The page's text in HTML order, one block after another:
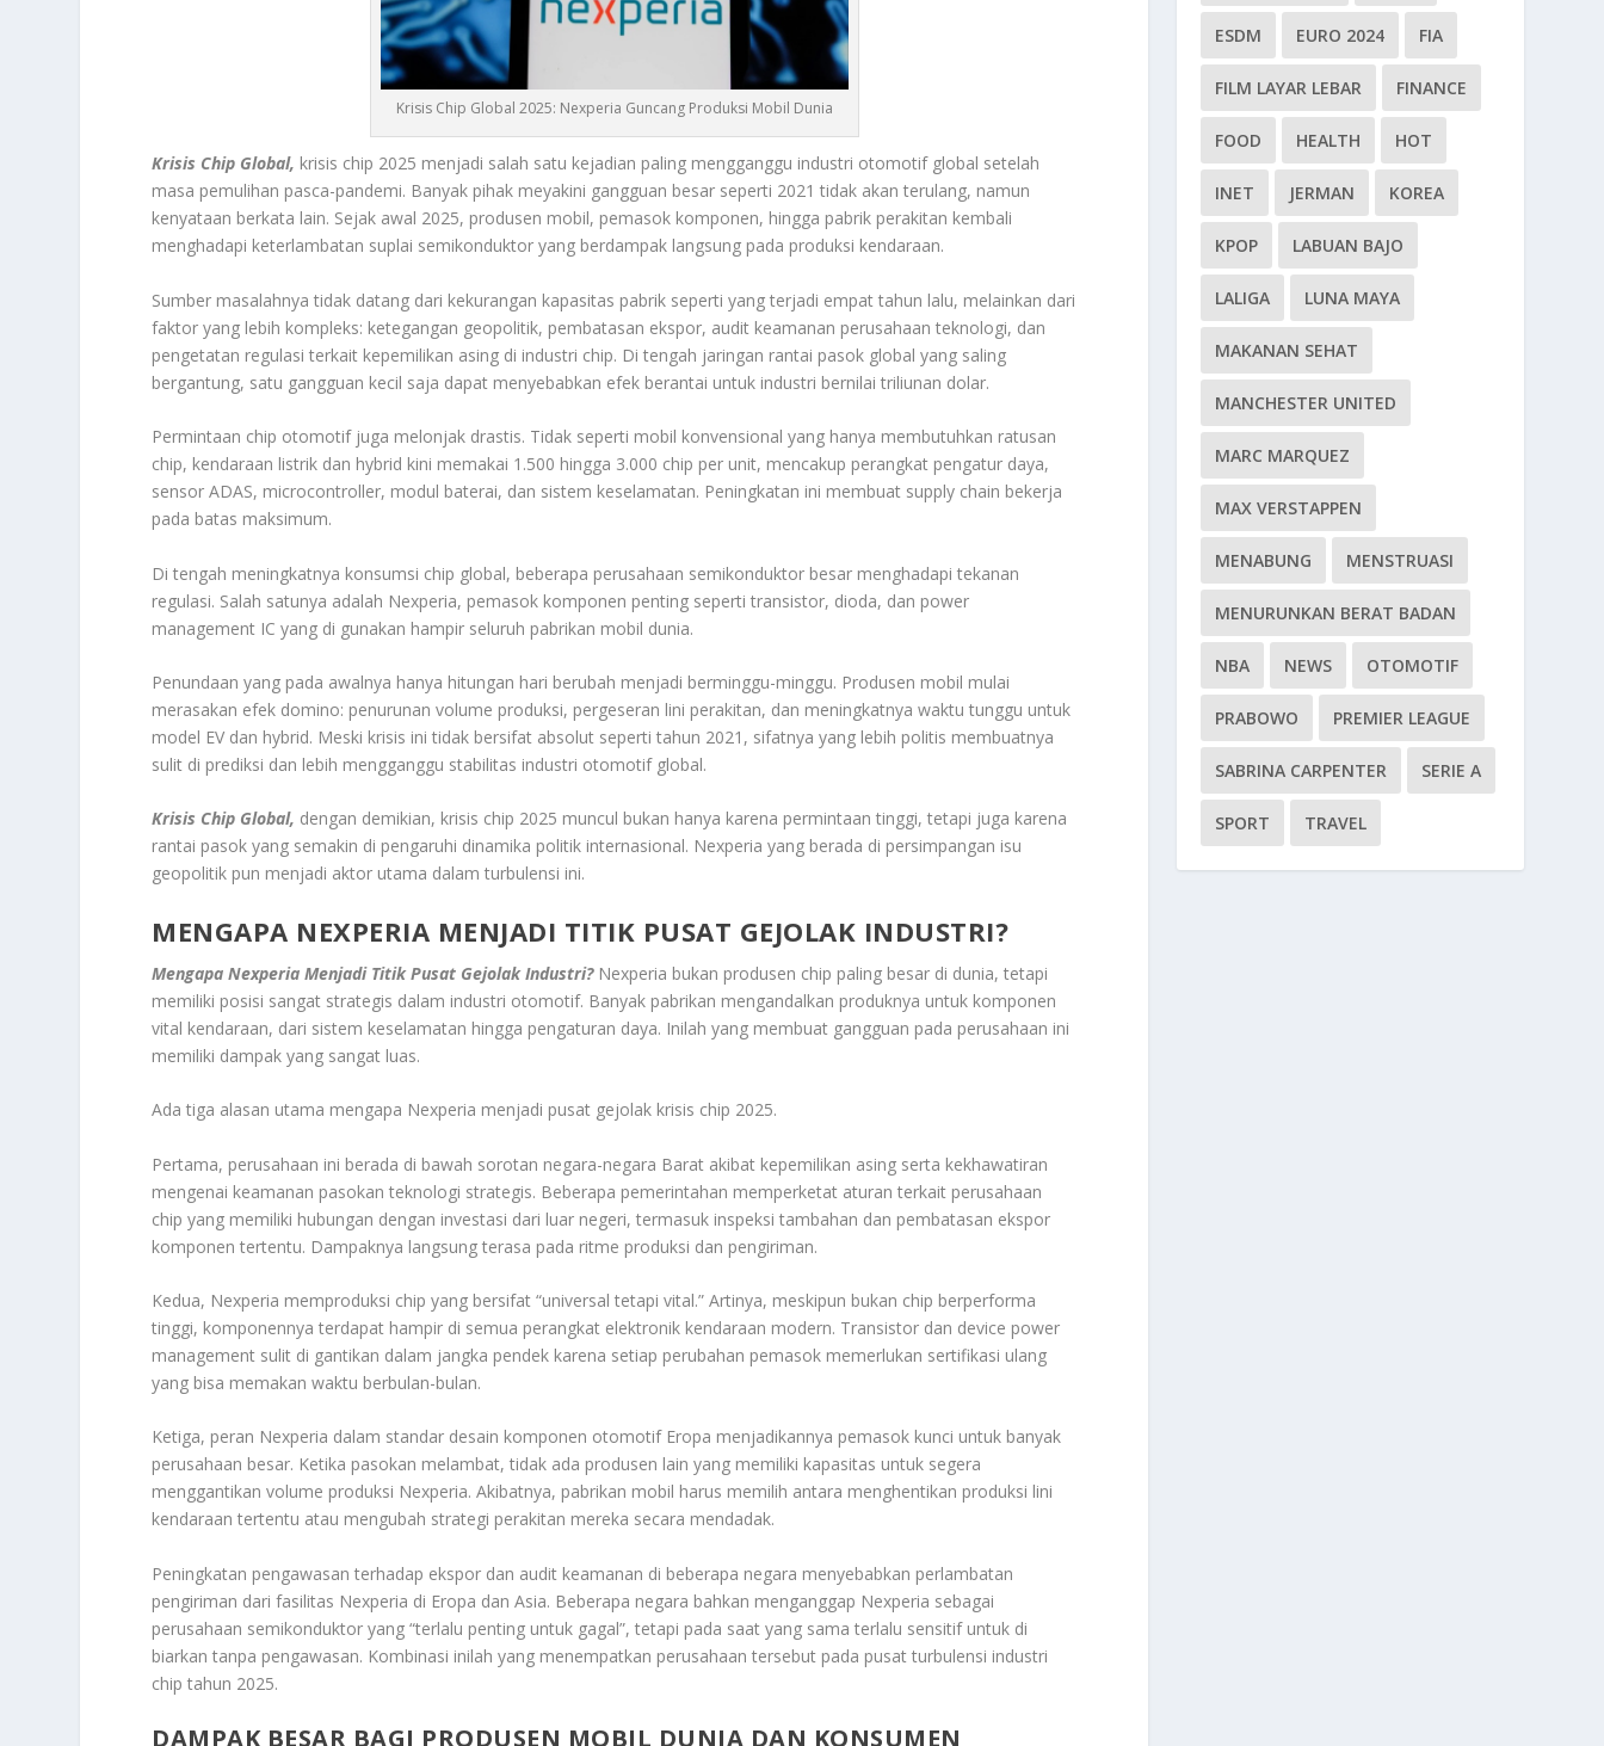
Krisis Chip Global 2025: Nexperia Guncang Produksi Mobil Dunia
Krisis Chip Global, krisis chip 2025 menjadi salah satu kejadian paling mengganggu industri otomotif global setelah
masa pemulihan pasca-pandemi. Banyak pihak meyakini gangguan besar seperti 2021 tidak akan terulang, namun
kenyataan berkata lain. Sejak awal 2025, produsen mobil, pemasok komponen, hingga pabrik perakitan kembali
menghadapi keterlambatan suplai semikonduktor yang berdampak langsung pada produksi kendaraan.
Sumber masalahnya tidak datang dari kekurangan kapasitas pabrik seperti yang terjadi empat tahun lalu, melainkan dari
faktor yang lebih kompleks: ketegangan geopolitik, pembatasan ekspor, audit keamanan perusahaan teknologi, dan
pengetatan regulasi terkait kepemilikan asing di industri chip. Di tengah jaringan rantai pasok global yang saling
bergantung, satu gangguan kecil saja dapat menyebabkan efek berantai untuk industri bernilai triliunan dolar.
Permintaan chip otomotif juga melonjak drastis. Tidak seperti mobil konvensional yang hanya membutuhkan ratusan
chip, kendaraan listrik dan hybrid kini memakai 1.500 hingga 3.000 chip per unit, mencakup perangkat pengatur daya,
sensor ADAS, microcontroller, modul baterai, dan sistem keselamatan. Peningkatan ini membuat supply chain bekerja
pada batas maksimum.
Di tengah meningkatnya konsumsi chip global, beberapa perusahaan semikonduktor besar menghadapi tekanan
regulasi. Salah satunya adalah Nexperia, pemasok komponen penting seperti transistor, dioda, dan power
management IC yang di gunakan hampir seluruh pabrikan mobil dunia.
Penundaan yang pada awalnya hanya hitungan hari berubah menjadi berminggu-minggu. Produsen mobil mulai
merasakan efek domino: penurunan volume produksi, pergeseran lini perakitan, dan meningkatnya waktu tunggu untuk
model EV dan hybrid. Meski krisis ini tidak bersifat absolut seperti tahun 2021, sifatnya yang lebih politis membuatnya
sulit di prediksi dan lebih mengganggu stabilitas industri otomotif global.
Krisis Chip Global, dengan demikian, krisis chip 2025 muncul bukan hanya karena permintaan tinggi, tetapi juga karena
rantai pasok yang semakin di pengaruhi dinamika politik internasional. Nexperia yang berada di persimpangan isu
geopolitik pun menjadi aktor utama dalam turbulensi ini.
MENGAPA NEXPERIA MENJADI TITIK PUSAT GEJOLAK INDUSTRI?
Mengapa Nexperia Menjadi Titik Pusat Gejolak Industri? Nexperia bukan produsen chip paling besar di dunia, tetapi
memiliki posisi sangat strategis dalam industri otomotif. Banyak pabrikan mengandalkan produknya untuk komponen
vital kendaraan, dari sistem keselamatan hingga pengaturan daya. Inilah yang membuat gangguan pada perusahaan ini
memiliki dampak yang sangat luas.
Ada tiga alasan utama mengapa Nexperia menjadi pusat gejolak krisis chip 2025.
Pertama, perusahaan ini berada di bawah sorotan negara-negara Barat akibat kepemilikan asing serta kekhawatiran
mengenai keamanan pasokan teknologi strategis. Beberapa pemerintahan memperketat aturan terkait perusahaan
chip yang memiliki hubungan dengan investasi dari luar negeri, termasuk inspeksi tambahan dan pembatasan ekspor
komponen tertentu. Dampaknya langsung terasa pada ritme produksi dan pengiriman.
Kedua, Nexperia memproduksi chip yang bersifat “universal tetapi vital.” Artinya, meskipun bukan chip berperforma
tinggi, komponennya terdapat hampir di semua perangkat elektronik kendaraan modern. Transistor dan device power
management sulit di gantikan dalam jangka pendek karena setiap perubahan pemasok memerlukan sertifikasi ulang
yang bisa memakan waktu berbulan-bulan.
Ketiga, peran Nexperia dalam standar desain komponen otomotif Eropa menjadikannya pemasok kunci untuk banyak
perusahaan besar. Ketika pasokan melambat, tidak ada produsen lain yang memiliki kapasitas untuk segera
menggantikan volume produksi Nexperia. Akibatnya, pabrikan mobil harus memilih antara menghentikan produksi lini
kendaraan tertentu atau mengubah strategi perakitan mereka secara mendadak.
Peningkatan pengawasan terhadap ekspor dan audit keamanan di beberapa negara menyebabkan perlambatan
pengiriman dari fasilitas Nexperia di Eropa dan Asia. Beberapa negara bahkan menganggap Nexperia sebagai
perusahaan semikonduktor yang “terlalu penting untuk gagal”, tetapi pada saat yang sama terlalu sensitif untuk di
biarkan tanpa pengawasan. Kombinasi inilah yang menempatkan perusahaan tersebut pada pusat turbulensi industri
chip tahun 2025.
DAMPAK BESAR BAGI PRODUSEN MOBIL DUNIA DAN KONSUMEN
ESDM EURO 2024 FIA
FILM LAYAR LEBAR FINANCE
FOOD HEALTH HOT
INET JERMAN KOREA
KPOP LABUAN BAJO
LALIGA LUNA MAYA
MAKANAN SEHAT
MANCHESTER UNITED
MARC MARQUEZ
MAX VERSTAPPEN
MENABUNG MENSTRUASI
MENURUNKAN BERAT BADAN
NBA NEWS OTOMOTIF
PRABOWO PREMIER LEAGUE
SABRINA CARPENTER SERIE A
SPORT TRAVEL